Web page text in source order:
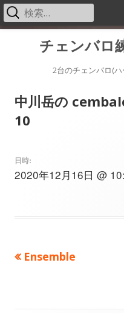
チェンバロ
2台のチェンバロ(
メ
検
索:
中川岳の
10
日時:
2020年12月16日 @
投前
Ensemble